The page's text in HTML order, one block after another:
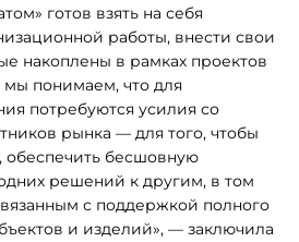
готов взять на себя
работы, внести свои
накоплены в рамках проектов
понимаем, что для
потребуются усилия со
рынка — для того, чтобы
обеспечить бесшовную
решений к другим, в том
с поддержкой полного
и изделий», — заключила